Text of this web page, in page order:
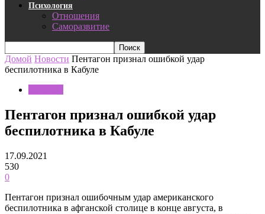
Психология
Отношения
Саморазвитие
Домой Новости Пентагон признал ошибкой удар
беспилотника в Кабуле
Пентагон признал ошибкой удар
беспилотника в Кабуле
17.09.2021
530
0
Пентагон признал ошибочным удар американского
беспилотника в афганской столице в конце августа, в